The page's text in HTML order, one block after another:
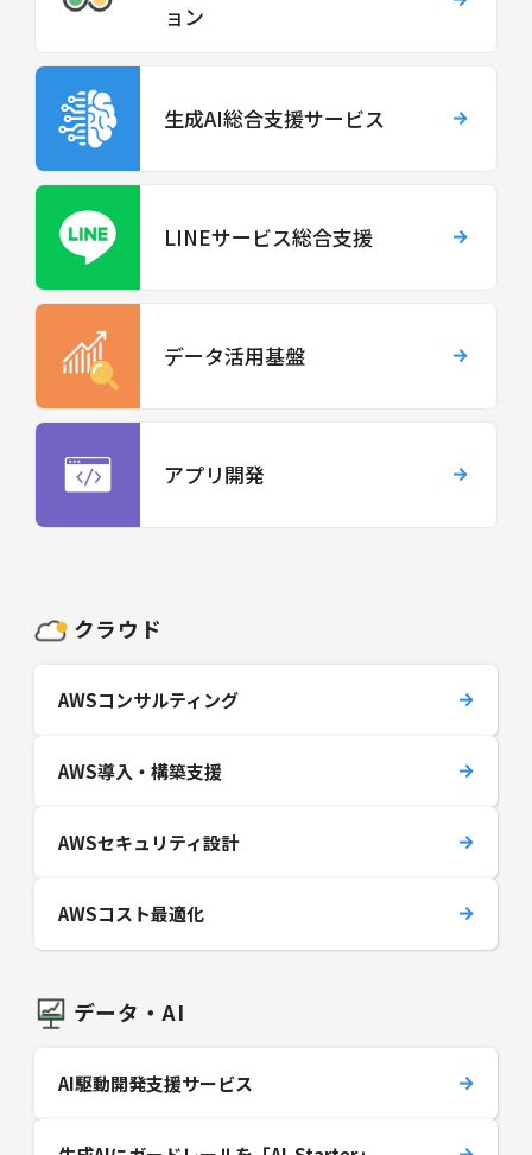
ョン
生成AI総合支援サービス
LINEサービス総合支援
データ活用基盤
アプリ開発
クラウド
AWSコンサルティング
AWS導入・構築支援
AWSセキュリティ設計
AWSコスト最適化
データ・AI
AI駆動開発支援サービス